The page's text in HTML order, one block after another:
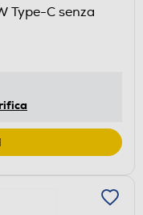
Type-C senza